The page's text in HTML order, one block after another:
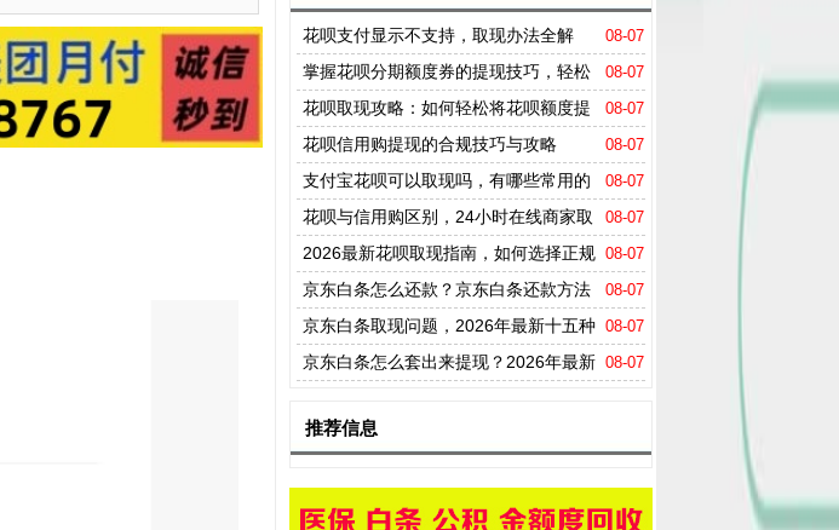
08-07
花呗支付显示不支持，取现办法全解
析！ 08-07
掌握花呗分期额度券的提现技巧，轻松
实现资金周转！ 08-07
花呗取现攻略：如何轻松将花呗额度提
现到银行账户 08-07
花呗信用购提现的合规技巧与攻略
08-07
支付宝花呗可以取现吗，有哪些常用的
花呗取现方法 08-07
花呗与信用购区别，24小时在线商家取
现方法揭秘 08-07
2026最新花呗取现指南，如何选择正规
的花呗取现商家 08-07
京东白条怎么还款？京东白条还款方法
详解 08-07
京东白条取现问题，2026年最新十五种
方法助你轻松购物畅享消费乐趣 08-07
京东白条怎么套出来提现？2026年最新
推荐信息